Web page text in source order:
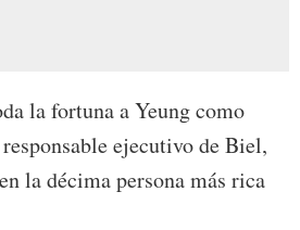
la fortuna a Yeung como
ejecutivo de Biel,
la décima persona más rica